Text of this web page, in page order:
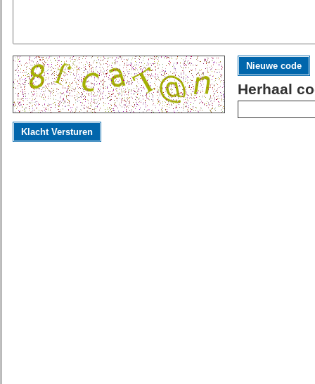
Nieuwe code
Herhaal
Klacht Versturen